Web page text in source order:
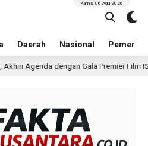
Daerah Nasional
Kamis, 06 Agu 2026
Film ISTIMEWA 17 jam lalu